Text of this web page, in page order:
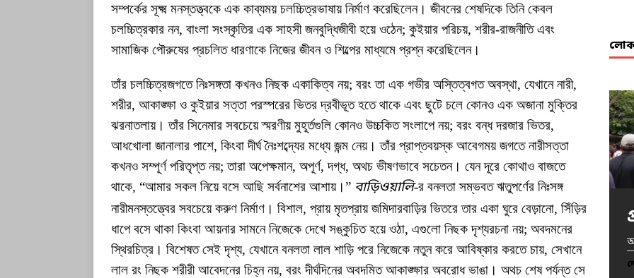
সম্পর্কের সূক্ষ্ম মনস্তত্ত্বকে এক কাব্যময় চলচ্চিত্রভাষায় নির্মাণ করেছিলেন। জীবনের শেষদিকে তিনি কেবল
চলচ্চিত্রকার নন, বাংলা সংস্কৃতির এক সাহসী জনবুদ্ধিজীবী হয়ে ওঠেন; কুইয়ার পরিচয়, শরীর-রাজনীতি এবং
সামাজিক পৌরুষের প্রচলিত ধারণাকে নিজের জীবন ও শিল্পের মাধ্যমে প্রশ্ন করেছিলেন।
তাঁর চলচ্চিত্রজগতে নিঃসঙ্গতা কখনও নিছক একাকিত্ব নয়; বরং তা এক গভীর অস্তিত্বগত অবস্থা, যেখানে নারী,
শরীর, আকাঙ্ক্ষা ও কুইয়ার সত্তা পরস্পরের ভিতর দ্রবীভূত হতে থাকে এবং ছুটে চলে কোনও এক অজানা মুক্তির
ঝরনাতলায়। তাঁর সিনেমার সবচেয়ে স্মরণীয় মুহূর্তগুলি কোনও উচ্চকিত সংলাপে নয়; বরং বন্ধ দরজার ভিতর,
আধখোলা জানালার পাশে, কিংবা দীর্ঘ নৈঃশব্দ্যের মধ্যে জন্ম নেয়। তাঁর প্রাপ্তবয়স্ক আবেগময় জগতে নারীসত্তা
কখনও সম্পূর্ণ পরিতৃপ্ত নয়; তারা অপেক্ষমান, অপূর্ণ, দগ্ধ, অথচ ভীষণভাবে সচেতন। যেন দূরে কোথাও বাজতে
থাকে, “আমার সকল নিয়ে বসে আছি সর্বনাশের আশায়।” বাড়িওয়ালি-র বনলতা সম্ভবত ঋতুপর্ণের নিঃসঙ্গ
নারীমনস্তত্ত্বের সবচেয়ে করুণ নির্মাণ। বিশাল, প্রায় মৃতপ্রায় জমিদারবাড়ির ভিতরে তার একা ঘুরে বেড়ানো, সিঁড়ির
ধাপে বসে থাকা কিংবা আয়নার সামনে নিজেকে দেখে সঙ্কুচিত হয়ে ওঠা, এগুলো নিছক দৃশ্যরচনা নয়; অবদমনের
স্থিরচিত্র। বিশেষত সেই দৃশ্য, যেখানে বনলতা লাল শাড়ি পরে নিজেকে নতুন করে আবিষ্কার করতে চায়, সেখানে
লাল রং নিছক শরীরী আবেদনের চিহ্ন নয়, বরং দীর্ঘদিনের অবদমিত আকাঙ্ক্ষার অবরোধ ভাঙা। অথচ শেষ পর্যন্ত সে